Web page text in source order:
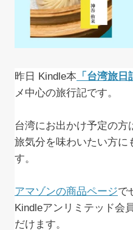
昨日 Kindle本 「台湾旅日
メ中心の旅行記です。
台湾にお出かけ予定の方
旅気分を味わいたい方に
す。
アマゾンの商品ページで
Kindleアンリミテッド会
だけます。